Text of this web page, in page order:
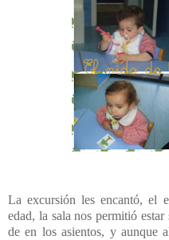
La excursión les encantó, el
edad, la sala nos permitió
de en los asientos, y aunque